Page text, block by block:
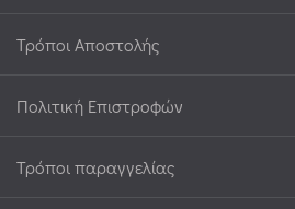
Τρόποι Αποστολής
Πολιτική Επιστροφών
Τρόποι παραγγελίας